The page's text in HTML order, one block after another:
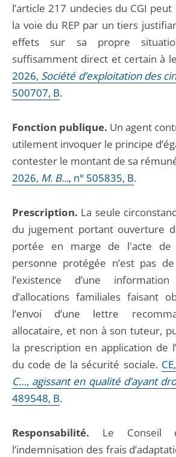
l’article 217 undecies du CGI
la voie du REP par un tiers
effets sur sa propre
suffisamment direct et certain à
2026, Société d’exploitation des
500707, B.
Fonction publique. Un agent
utilement invoquer le principe
contester le montant de sa
2026, M. B..., n° 505835, B.
Prescription. La seule
du jugement portant ouverture
portée en marge de l'acte de
personne protégée n’est pas
l’existence d’une
d’allocations familiales faisant
l’envoi d’une lettre
allocataire, et non à son tuteur,
la prescription en application de
du code de la sécurité sociale.
C…, agissant en qualité d’ayant
489548, B.
Responsabilité. Le Conseil
l’indemnisation des frais